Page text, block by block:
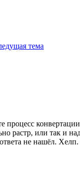
тема
процесс
растр, или так и
не нашёл. Хелп.